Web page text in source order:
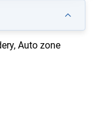
Auto zone